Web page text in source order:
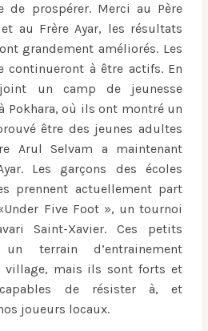
de prospérer. Merci au Père
au Frère Ayar, les résultats
grandement améliorés. Les
continueront à être actifs. En
un camp de jeunesse
Pokhara, où ils ont montré un
être des jeunes adultes
Arul Selvam a maintenant
Les garçons des écoles
prennent actuellement part
Five Foot », un tournoi
Saint-Xavier. Ces petits
terrain d’entrainement
village, mais ils sont forts et
de résister à, et
joueurs locaux.